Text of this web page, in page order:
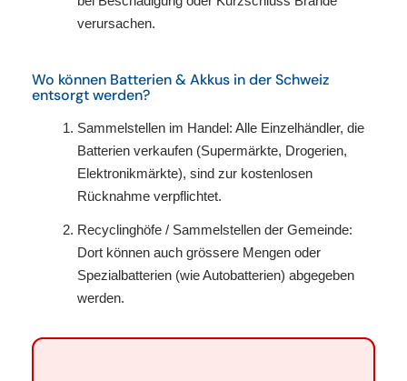
verursachen.
Wo können Batterien & Akkus in der Schweiz
entsorgt werden?
Sammelstellen im Handel: Alle Einzelhändler, die
Batterien verkaufen (Supermärkte, Drogerien,
Elektronikmärkte), sind zur kostenlosen
Rücknahme verpflichtet.
Recyclinghöfe / Sammelstellen der Gemeinde:
Dort können auch grössere Mengen oder
Spezialbatterien (wie Autobatterien) abgegeben
werden.